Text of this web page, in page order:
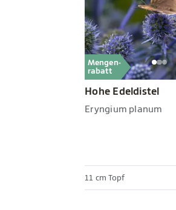
Mengen-
rabatt
Hohe Edeldistel
Eryngium planum
11 cm Topf